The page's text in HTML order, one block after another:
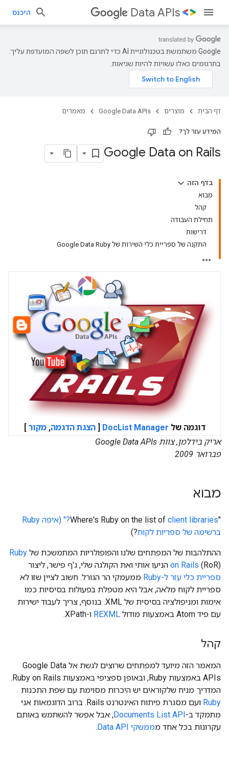
Data APIs היכנס
‫Google משתמשת בטכנולוגיית AI כדי לתרגם תוכן לשפה המועדפת עליך.
בתרגומים כאלו עשויות להיות שגיאות.
דף הבית מוצרים Google Data APIs מאמרים
המידע עזר לך?
Google Data on Rails
בדף הזה
מבוא
קהל
תחילת העבודה
דרישות
התקנה של ספריית כלי השירות של Google Data Ruby
דוגמה של DocList Manager
[הצגת הדגמה,מקור ]
אריק בידלמן, צוות Google Data APIs
פברואר 2009
מבוא
‫"Where's Ruby on the list of
client libraries?" ‏(איפה Ruby
ברשימה של ספריות לקוח?)
ההתלהבות של המפתחים שלנו והפופולריות המתמשכת של Ruby
on Rails (RoR) הניעו אותי ואת הקולגה שלי, ג'ף פישר, ליצור
ספריית כלי עזר ל-Ruby
ממעמקי הר הגורל. חשוב לציין שזו לא
ספריית לקוח מלאה, אבל היא מטפלת בפעולות בסיסיות כמו
אימות ומניפולציה בסיסית של XML. בנוסף, צריך לעבוד ישירות
עם פיד Atom באמצעות מודול
REXML ו-XPath.
קהל
המאמר הזה מיועד למפתחים שרוצים לגשת אל Google Data
APIs באמצעות Ruby, ובאופן ספציפי באמצעות Ruby on Rails.
המדריך מניח שלקוראים יש היכרות מסוימת עם שפת התכנות
Ruby
ועם מסגרת פיתוח האינטרנט Rails. ברוב הדוגמאות אני
מתמקד ב-Documents List API, אבל אפשר להשתמש באותם
עקרונות בכל אחד מממשקי Data API .